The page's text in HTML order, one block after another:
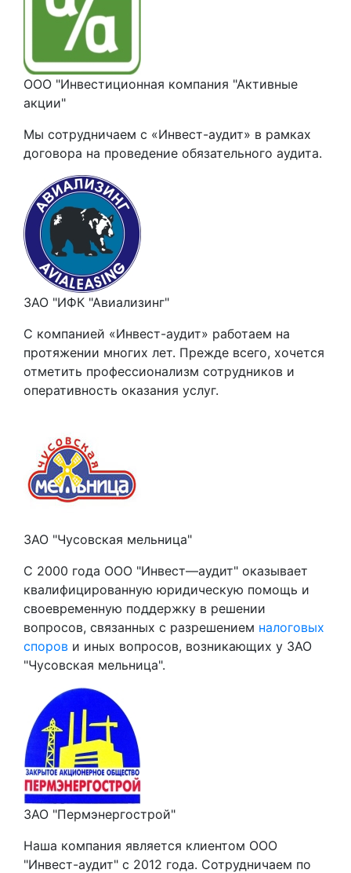
ООО "Инвестиционная компания "Активные
акции"
Мы сотрудничаем с «Инвест-аудит» в рамках
договора на проведение обязательного аудита.
ЗАО "ИФК "Авиализинг"
С компанией «Инвест-аудит» работаем на
протяжении многих лет. Прежде всего, хочется
отметить профессионализм сотрудников и
оперативность оказания услуг.
ЗАО "Чусовская мельница"
С 2000 года ООО "Инвест—аудит" оказывает
квалифицированную юридическую помощь и
своевременную поддержку в решении
вопросов, связанных с разрешением налоговых
споров и иных вопросов, возникающих у ЗАО
"Чусовская мельница".
ЗАО "Пермэнергострой"
Наша компания является клиентом ООО
"Инвест-аудит" с 2012 года. Сотрудничаем по